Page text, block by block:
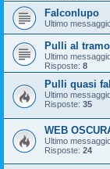
Falconlupo
Ultimo
Pulli al
Ultimo
Risposte: 8
Pulli quasi
Ultimo
Risposte: 35
WEB
Ultimo
Risposte: 24